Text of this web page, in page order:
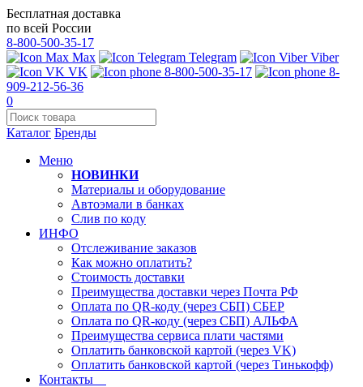
Бесплатная доставка
по всей России
8-800-500-35-17
Max
Telegram
Viber
VK
8-800-500-35-17
8-
909-212-56-36
0
Каталог Бренды
Меню
НОВИНКИ
Материалы и оборудование
Автоэмали в банках
Слив по коду
ИНФО
Отслеживание заказов
Как можно оплатить?
Стоимость доставки
Преимущества доставки через Почта РФ
Оплата по QR-коду (через СБП) СБЕР
Оплата по QR-коду (через СБП) АЛЬФА
Преимущества сервиса плати частями
Оплатить банковской картой (через VK)
Оплатить банковской картой (через Тинькофф)
Контакты